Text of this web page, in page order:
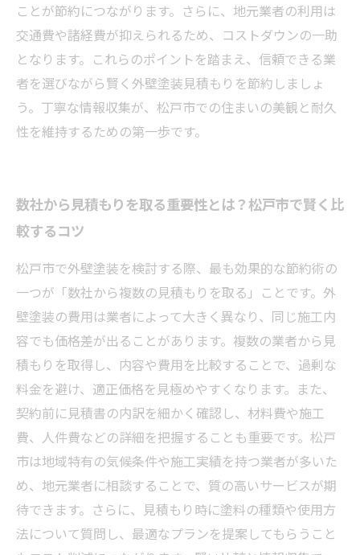
ことが節約につながります。さらに、地元業者の利用は
交通費や諸経費が抑えられるため、コストダウンの一助
となります。これらのポイントを踏まえ、信頼できる業
者を選びながら賢く外壁塗装見積もりを節約しましょ
う。丁寧な情報収集が、松戸市での住まいの美観と耐久
性を維持するための第一歩です。
数社から見積もりを取る重要性とは？松戸市で賢く比
較するコツ
松戸市で外壁塗装を検討する際、最も効果的な節約術の
一つが「数社から複数の見積もりを取る」ことです。外
壁塗装の費用は業者によって大きく異なり、同じ施工内
容でも価格差が出ることがあります。複数の業者から見
積もりを取得し、内容や費用を比較することで、過剰な
料金を避け、適正価格を見極めやすくなります。また、
契約前に見積書の内訳を細かく確認し、材料費や施工
費、人件費などの詳細を把握することも重要です。松戸
市は地域特有の気候条件や施工実績を持つ業者が多いた
め、地元業者に相談することで、質の高いサービスが期
待できます。さらに、見積もり時に塗料の種類や使用方
法について質問し、最適なプランを提案してもらうこと